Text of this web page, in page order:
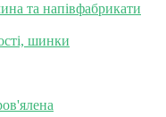
та напівфабрикати
шинки